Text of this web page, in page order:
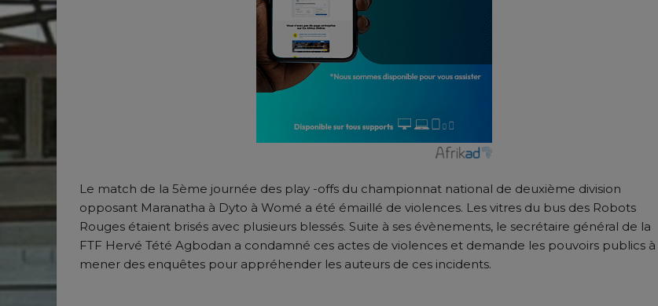
Le match de la 5ème journée des play -offs du championnat national de deuxième division
opposant Maranatha à Dyto à Womé a été émaillé de violences. Les vitres du bus des Robots
Rouges étaient brisés avec plusieurs blessés. Suite à ses évènements, le secrétaire général de la
FTF Hervé Tété Agbodan a condamné ces actes de violences et demande les pouvoirs publics à
mener des enquêtes pour appréhender les auteurs de ces incidents.